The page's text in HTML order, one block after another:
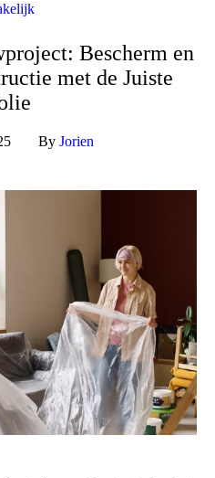
Bescherm en
met de Juiste
By Jorien